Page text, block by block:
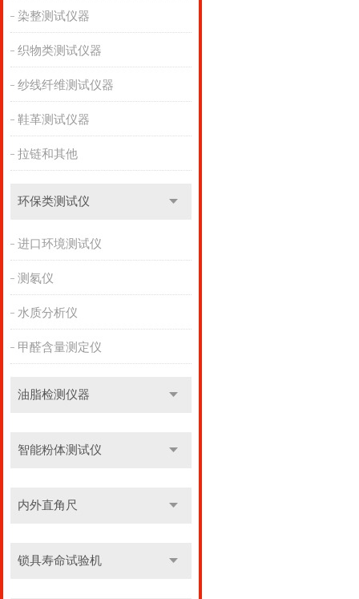
染整测试仪器
织物类测试仪器
纱线纤维测试仪器
鞋革测试仪器
拉链和其他
环保类测试仪
进口环境测试仪
测氡仪
水质分析仪
甲醛含量测定仪
油脂检测仪器
智能粉体测试仪
内外直角尺
锁具寿命试验机